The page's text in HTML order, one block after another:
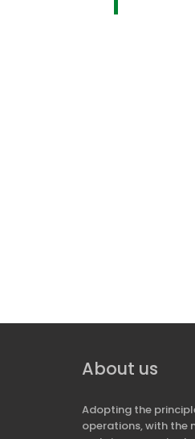
About us
Adopting the
operations, with the